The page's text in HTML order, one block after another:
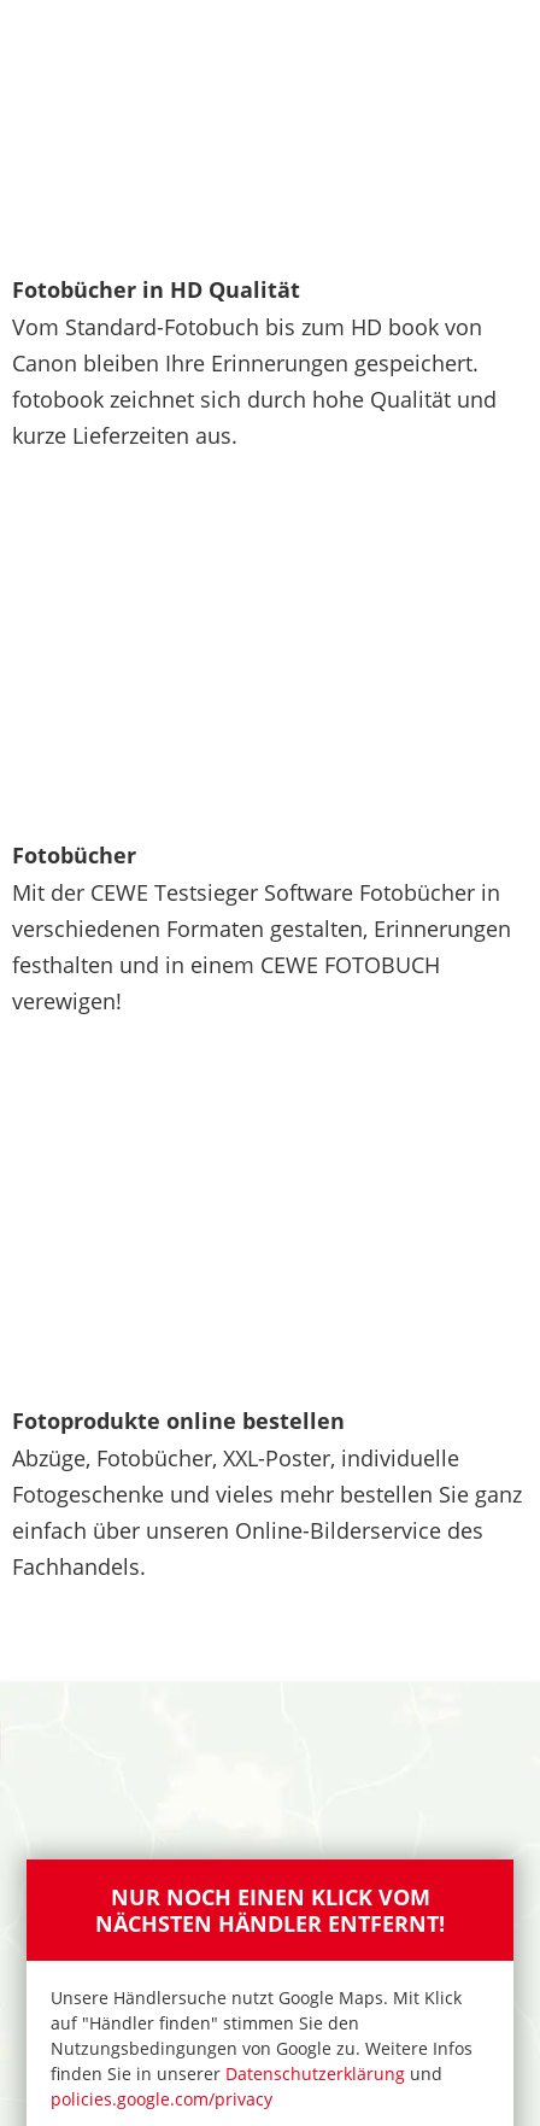
Fotobücher in HD Qualität
Vom Standard-Fotobuch bis zum HD book von
Canon bleiben Ihre Erinnerungen gespeichert.
fotobook zeichnet sich durch hohe Qualität und
kurze Lieferzeiten aus.
Fotobücher
Mit der CEWE Testsieger Software Fotobücher in
verschiedenen Formaten gestalten, Erinnerungen
festhalten und in einem CEWE FOTOBUCH
verewigen!
Fotoprodukte online bestellen
Abzüge, Fotobücher, XXL-Poster, individuelle
Fotogeschenke und vieles mehr bestellen Sie ganz
einfach über unseren Online-Bilderservice des
Fachhandels.
NUR NOCH EINEN KLICK VOM
NÄCHSTEN HÄNDLER ENTFERNT!
Unsere Händlersuche nutzt Google Maps. Mit Klick
auf "Händler finden" stimmen Sie den
Nutzungsbedingungen von Google zu. Weitere Infos
finden Sie in unserer Datenschutzerklärung und
policies.google.com/privacy
UMKREIS
km
ONLINE EINKAUFEN